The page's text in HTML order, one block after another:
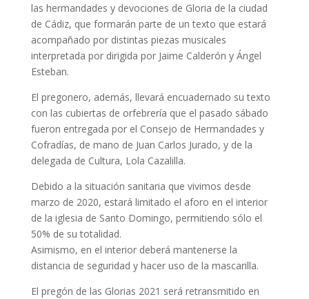
las hermandades y devociones de Gloria de la ciudad
de Cádiz, que formarán parte de un texto que estará
acompañado por distintas piezas musicales
interpretada por dirigida por Jaime Calderón y Ángel
Esteban.
El pregonero, además, llevará encuadernado su texto
con las cubiertas de orfebrería que el pasado sábado
fueron entregada por el Consejo de Hermandades y
Cofradías, de mano de Juan Carlos Jurado, y de la
delegada de Cultura, Lola Cazalilla.
Debido a la situación sanitaria que vivimos desde
marzo de 2020, estará limitado el aforo en el interior
de la iglesia de Santo Domingo, permitiendo sólo el
50% de su totalidad.
Asimismo, en el interior deberá mantenerse la
distancia de seguridad y hacer uso de la mascarilla.
El pregón de las Glorias 2021 será retransmitido en